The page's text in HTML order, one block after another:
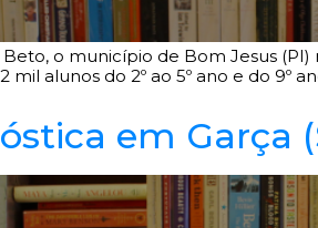
o município de Bom Jesus (PI)
alunos do 2º ao 5º ano e do 9º
em Garça